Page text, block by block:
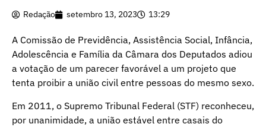
Redação setembro 13, 2023 13:29
A Comissão de Previdência, Assistência Social, Infância,
Adolescência e Família da Câmara dos Deputados adiou
a votação de um parecer favorável a um projeto que
tenta proibir a união civil entre pessoas do mesmo sexo.
Em 2011, o Supremo Tribunal Federal (STF) reconheceu,
por unanimidade, a união estável entre casais do